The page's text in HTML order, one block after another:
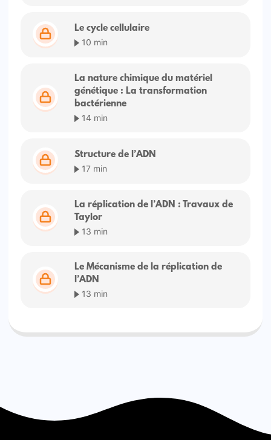
Le cycle cellulaire
10 min
La nature chimique du matériel
génétique : La transformation
bactérienne
14 min
Structure de l’ADN
17 min
La réplication de l’ADN : Travaux de
Taylor
13 min
Le Mécanisme de la réplication de
l’ADN
13 min